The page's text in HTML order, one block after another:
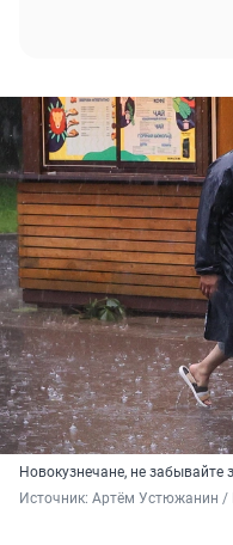
Новокузнечане, не забывайте
Источник: Артём Устюжанин /